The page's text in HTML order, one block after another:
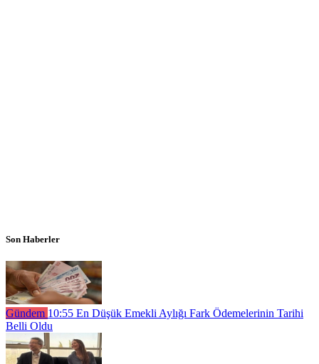
Son Haberler
Gündem 10:55 En Düşük Emekli Aylığı Fark Ödemelerinin Tarihi
Belli Oldu